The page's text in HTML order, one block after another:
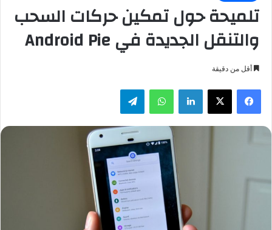
تلميحة حول تمكين حركات السحب
والتنقل الجديدة في Android Pie
أقل من دقيقة
فيسبوك لينكدإن واتساب